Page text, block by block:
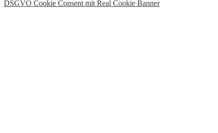
DSGVO Cookie Consent mit Real Cookie Banner